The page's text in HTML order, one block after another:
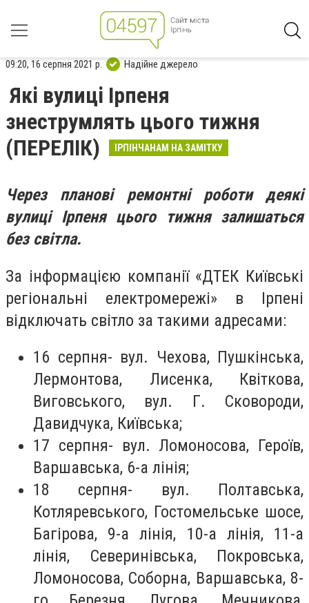
09:20, 16 серпня 2021 р. Надійне джерело
Які вулиці Ірпеня
знеструмлять цього тижня
(ПЕРЕЛІК)
ІРПІНЧАНАМ НА ЗАМІТКУ
Через планові ремонтні роботи деякі
вулиці Ірпеня цього тижня залишаться
без світла.
За інформацією компанії «ДТЕК Київські
регіональні електромережі» в Ірпені
відключать світло за такими адресами:
16 серпня- вул. Чехова, Пушкінська,
Лермонтова, Лисенка, Квіткова,
Виговського, вул. Г. Сковороди,
Давидчука, Київська;
17 серпня- вул. Ломоносова, Героїв,
Варшавська, 6-а лінія;
18 серпня- вул. Полтавська,
Котляревського, Гостомельське шосе,
Багірова, 9-а лінія, 10-а лінія, 11-а
лінія, Северинівська, Покровська,
Ломоносова, Соборна, Варшавська, 8-